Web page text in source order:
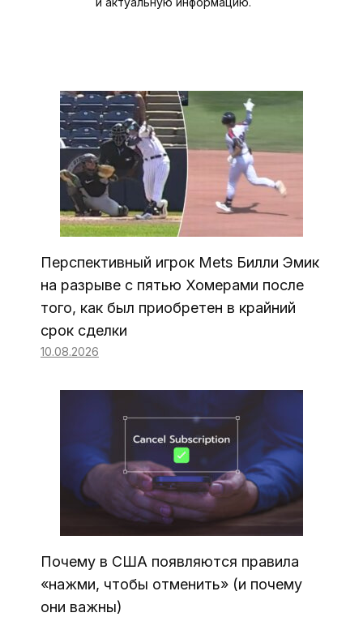
Перспективный игрок Mets Билли Эмик
на разрыве с пятью Хомерами после
того, как был приобретен в крайний
срок сделки
10.08.2026
Почему в США появляются правила
«нажми, чтобы отменить» (и почему
они важны)